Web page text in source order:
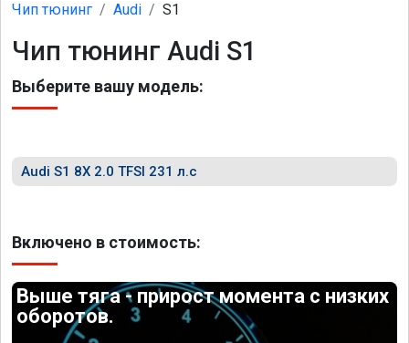
Чип тюнинг Audi S1
Чип тюнинг Audi S1
Выберите вашу модель:
Audi S1 8X 2.0 TFSI 231 л.с
Включено в стоимость:
Выше тяга - прирост момента с низких
оборотов.